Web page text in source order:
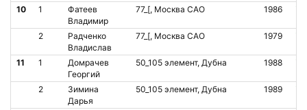
10 1
Фатеев
Владимир
77_[, Москва САО 1986
2
Радченко
Владислав
77_[, Москва САО 1979
11 1
Домрачев
Георгий
50_105 элемент, Дубна 1988
2
Зимина
Дарья
50_105 элемент, Дубна 1989